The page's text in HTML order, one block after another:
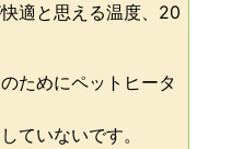
適と思える温度、20
ためにペットヒータ
ていないです。